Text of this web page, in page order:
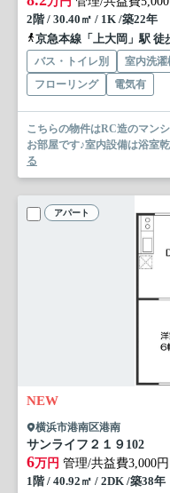
2階 / 30.40㎡ / 1K /築22年
京急本線「上大岡」駅 徒
バス・トイレ別 室内洗濯
フローリング
電気有
こちらの物件はRC造のマン
お部屋です♪室内設備は浴室
る
アパート
NEW
横浜市港南区港南
サンライフ２１９ 102
6万円 管理/共益費3,000円
1階 / 40.92㎡ / 2DK /築38年